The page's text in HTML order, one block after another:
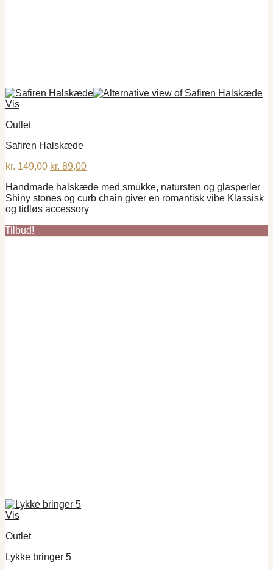
Vis
Outlet
Safiren Halskæde
kr.149,00 Den
pris
var:
kr. 149,00.
kr. 89,00Den
pris
er:
kr. 89,00.
Handmade halskæde med smukke, natursten og glasperler
Shiny stones og curb chain giver en romantisk vibe Klassisk
og tidløs accessory
Tilbud!
Vis
Outlet
Lykke bringer 5